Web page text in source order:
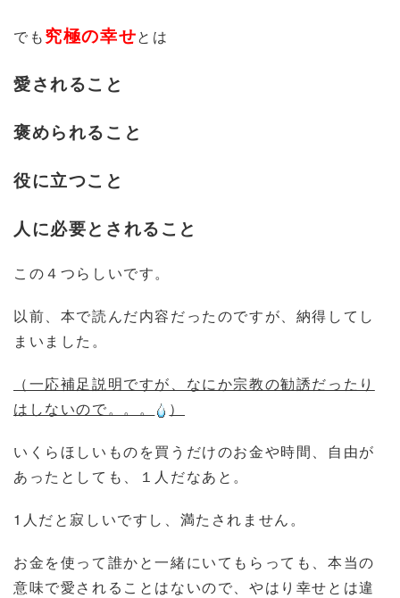
でも究極の幸せとは
愛されること
褒められること
役に立つこと
人に必要とされること
この４つらしいです。
以前、本で読んだ内容だったのですが、納得してし
まいました。
（一応補足説明ですが、なにか宗教の勧誘だったり
はしないので。。。
）
いくらほしいものを買うだけのお金や時間、自由が
あったとしても、１人だなあと。
1人だと寂しいですし、満たされません。
お金を使って誰かと一緒にいてもらっても、本当の
意味で愛されることはないので、やはり幸せとは違